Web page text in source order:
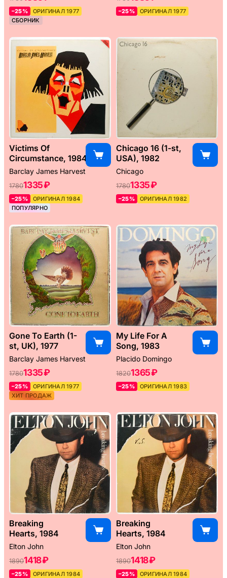
–25%
ОРИГИНАЛ 1977
СБОРНИК
–25% ОРИГИНАЛ 1977
Victims Of
Circumstance, 1984
Barclay James Harvest
17801335 ₽
–25%
ОРИГИНАЛ 1984
ПОПУЛЯРНО
Chicago 16 (1-st,
USA), 1982
Chicago
17801335 ₽
–25% ОРИГИНАЛ 1982
Gone To Earth (1-
st, UK), 1977
Barclay James Harvest
17801335 ₽
–25%
ОРИГИНАЛ 1977
ХИТ ПРОДАЖ
My Life For A
Song, 1983
Placido Domingo
18201365 ₽
–25% ОРИГИНАЛ 1983
Breaking
Hearts, 1984
Elton John
18901418 ₽
–25% ОРИГИНАЛ 1984
Breaking
Hearts, 1984
Elton John
18901418 ₽
–25% ОРИГИНАЛ 1984